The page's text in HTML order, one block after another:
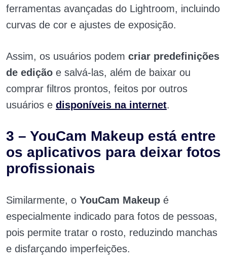
ferramentas avançadas do Lightroom, incluindo
curvas de cor e ajustes de exposição.
Assim, os usuários podem criar predefinições
de edição e salvá-las, além de baixar ou
comprar filtros prontos, feitos por outros
usuários e disponíveis na internet.
3 – YouCam Makeup está entre
os aplicativos para deixar fotos
profissionais
Similarmente, o YouCam Makeup é
especialmente indicado para fotos de pessoas,
pois permite tratar o rosto, reduzindo manchas
e disfarçando imperfeições.